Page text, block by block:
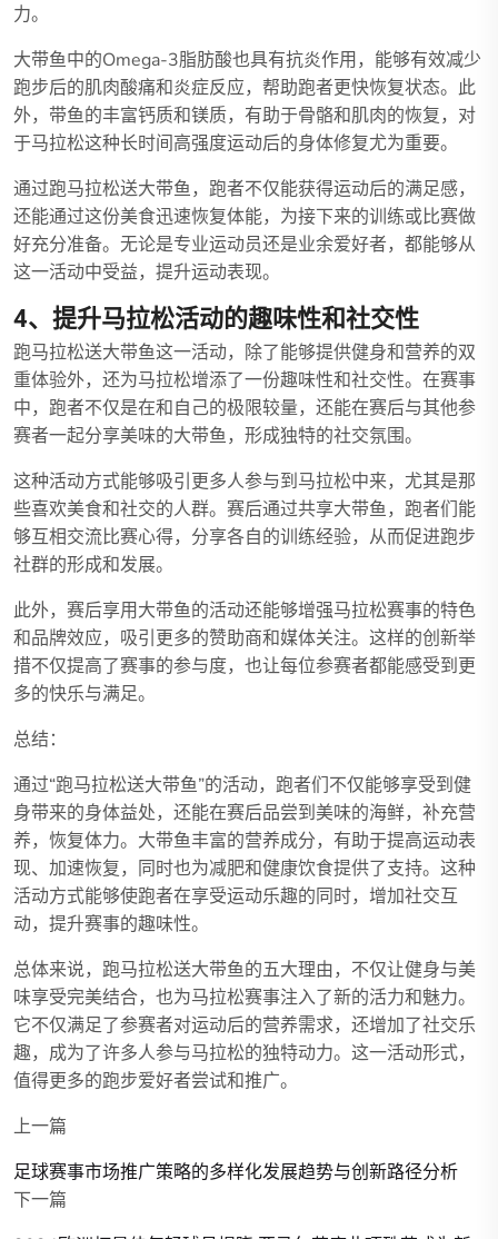
力。
大带鱼中的Omega-3脂肪酸也具有抗炎作用，能够有效减少
跑步后的肌肉酸痛和炎症反应，帮助跑者更快恢复状态。此
外，带鱼的丰富钙质和镁质，有助于骨骼和肌肉的恢复，对
于马拉松这种长时间高强度运动后的身体修复尤为重要。
通过跑马拉松送大带鱼，跑者不仅能获得运动后的满足感，
还能通过这份美食迅速恢复体能，为接下来的训练或比赛做
好充分准备。无论是专业运动员还是业余爱好者，都能够从
这一活动中受益，提升运动表现。
4、提升马拉松活动的趣味性和社交性
跑马拉松送大带鱼这一活动，除了能够提供健身和营养的双
重体验外，还为马拉松增添了一份趣味性和社交性。在赛事
中，跑者不仅是在和自己的极限较量，还能在赛后与其他参
赛者一起分享美味的大带鱼，形成独特的社交氛围。
这种活动方式能够吸引更多人参与到马拉松中来，尤其是那
些喜欢美食和社交的人群。赛后通过共享大带鱼，跑者们能
够互相交流比赛心得，分享各自的训练经验，从而促进跑步
社群的形成和发展。
此外，赛后享用大带鱼的活动还能够增强马拉松赛事的特色
和品牌效应，吸引更多的赞助商和媒体关注。这样的创新举
措不仅提高了赛事的参与度，也让每位参赛者都能感受到更
多的快乐与满足。
总结：
通过“跑马拉松送大带鱼”的活动，跑者们不仅能够享受到健
身带来的身体益处，还能在赛后品尝到美味的海鲜，补充营
养，恢复体力。大带鱼丰富的营养成分，有助于提高运动表
现、加速恢复，同时也为减肥和健康饮食提供了支持。这种
活动方式能够使跑者在享受运动乐趣的同时，增加社交互
动，提升赛事的趣味性。
总体来说，跑马拉松送大带鱼的五大理由，不仅让健身与美
味享受完美结合，也为马拉松赛事注入了新的活力和魅力。
它不仅满足了参赛者对运动后的营养需求，还增加了社交乐
趣，成为了许多人参与马拉松的独特动力。这一活动形式，
值得更多的跑步爱好者尝试和推广。
上一篇
足球赛事市场推广策略的多样化发展趋势与创新路径分析
下一篇